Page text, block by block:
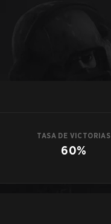
TASA DE VICTORIAS
60%